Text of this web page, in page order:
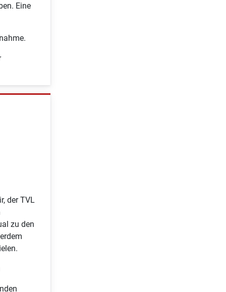
Eine
der TVL
zu den